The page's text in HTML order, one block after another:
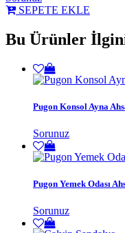
SEPETE EKLE
Bu Ürünler
Pugon Konsol Ayna
Sorunuz
Pugon Yemek Odası
Sorunuz